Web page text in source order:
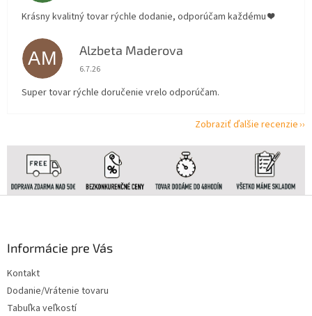
Krásny kvalitný tovar rýchle dodanie, odporúčam každému ❤️
AM Alzbeta Maderova
Hodnotenie obchodu je 5 z 5 hviezdičiek.
6.7.26
Super tovar rýchle doručenie vrelo odporúčam.
Zobraziť ďalšie recenzie
Informácie pre Vás
Kontakt
Dodanie/Vrátenie tovaru
Tabuľka veľkostí